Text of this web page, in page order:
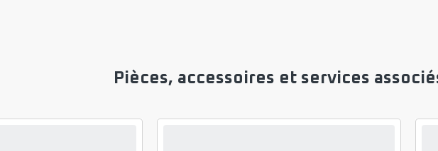
Pièces, accessoires et services